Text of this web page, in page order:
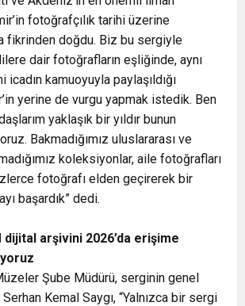
fotoğrafçılık tarihi üzerine
fikrinden doğdu. Biz bu sergiyle
dair fotoğrafların eşliğinde, aynı
icadın kamuoyuyla paylaşıldığı
yerine de vurgu yapmak istedik. Ben
yaklaşık bir yıldır bunun
Bakmadığımız uluslararası ve
koleksiyonlar, aile fotoğrafları
fotoğrafı elden geçirerek bir
başardık” dedi.
dijital arşivini 2026’da erişime
Şube Müdürü, serginin genel
Kemal Saygı, “Yalnızca bir sergi